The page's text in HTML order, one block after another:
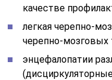
качестве
легкая черепно-
черепно-мозговых
энцефалопатии